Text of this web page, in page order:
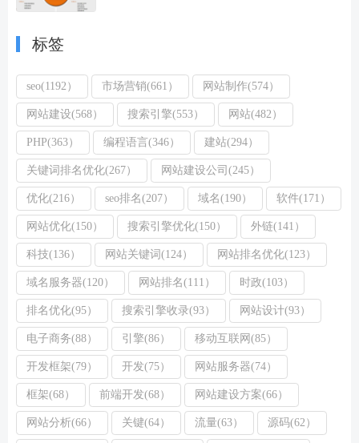
标签
seo(1192） 市场营销(661） 网站制作(574）
网站建设(568） 搜索引擎(553） 网站(482）
PHP(363） 编程语言(346） 建站(294）
关键词排名优化(267） 网站建设公司(245）
优化(216） seo排名(207） 域名(190） 软件(171）
网站优化(150） 搜索引擎优化(150） 外链(141）
科技(136） 网站关键词(124） 网站排名优化(123）
域名服务器(120） 网站排名(111） 时政(103）
排名优化(95） 搜索引擎收录(93） 网站设计(93）
电子商务(88） 引擎(86） 移动互联网(85）
开发框架(79） 开发(75） 网站服务器(74）
框架(68） 前端开发(68） 网站建设方案(66）
网站分析(66） 关键(64） 流量(63） 源码(62）